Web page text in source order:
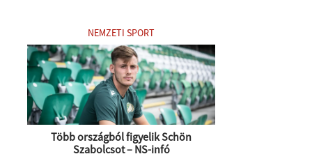
NEMZETI SPORT
Több országból figyelik Schön
Szabolcsot – NS-infó